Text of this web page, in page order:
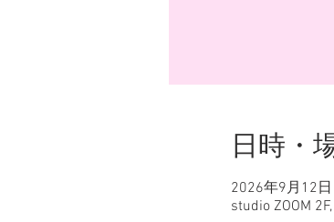
日時・
2026年9月12
studio ZOOM